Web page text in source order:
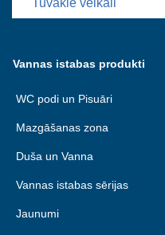
Tuvākie veikali
Vannas istabas produkti
WC podi un Pisuāri
Mazgāšanas zona
Duša un Vanna
Vannas istabas sērijas
Jaunumi